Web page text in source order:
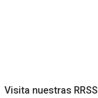
Visita nuestras RRSS